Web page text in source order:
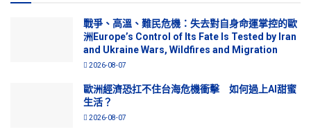
戰爭、高溫、難民危機：失去對自身命運掌控的歐
洲Europe’s Control of Its Fate Is Tested by Iran
and Ukraine Wars, Wildfires and Migration
2026-08-07
歐洲經濟恐扛不住台海危機衝擊 如何過上AI甜蜜
生活？
2026-08-07